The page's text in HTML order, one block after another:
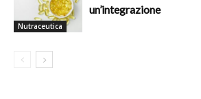
Nutraceutica
un’integrazione